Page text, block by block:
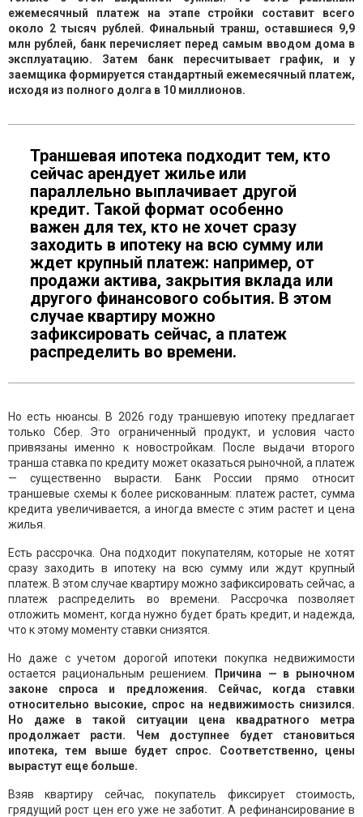
ежемесячный платеж на этапе стройки составит всего
около 2 тысяч рублей. Финальный транш, оставшиеся 9,9
млн рублей, банк перечисляет перед самым вводом дома в
эксплуатацию. Затем банк пересчитывает график, и у
заемщика формируется стандартный ежемесячный платеж,
исходя из полного долга в 10 миллионов.
Траншевая ипотека подходит тем, кто
сейчас арендует жилье или
параллельно выплачивает другой
кредит. Такой формат особенно
важен для тех, кто не хочет сразу
заходить в ипотеку на всю сумму или
ждет крупный платеж: например, от
продажи актива, закрытия вклада или
другого финансового события. В этом
случае квартиру можно
зафиксировать сейчас, а платеж
распределить во времени.
Но есть нюансы. В 2026 году траншевую ипотеку предлагает
только Сбер. Это ограниченный продукт, и условия часто
привязаны именно к новостройкам. После выдачи второго
транша ставка по кредиту может оказаться рыночной, а платеж
— существенно вырасти. Банк России прямо относит
траншевые схемы к более рискованным: платеж растет, сумма
кредита увеличивается, а иногда вместе с этим растет и цена
жилья.
Есть рассрочка. Она подходит покупателям, которые не хотят
сразу заходить в ипотеку на всю сумму или ждут крупный
платеж. В этом случае квартиру можно зафиксировать сейчас, а
платеж распределить во времени. Рассрочка позволяет
отложить момент, когда нужно будет брать кредит, и надежда,
что к этому моменту ставки снизятся.
Но даже с учетом дорогой ипотеки покупка недвижимости
остается рациональным решением.
Причина — в рыночном
законе спроса и предложения. Сейчас, когда ставки
относительно высокие, спрос на недвижимость снизился.
Но даже в такой ситуации цена квадратного метра
продолжает расти. Чем доступнее будет становиться
ипотека, тем выше будет спрос. Соответственно, цены
вырастут еще больше.
Взяв квартиру сейчас, покупатель фиксирует стоимость,
грядущий рост цен его уже не заботит. А рефинансирование в